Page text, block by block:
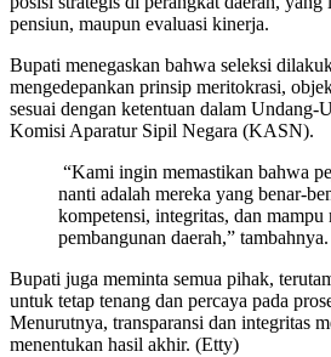
pensiun, maupun evaluasi kinerja.
Bupati menegaskan bahwa seleksi
mengedepankan prinsip meritokrasi,
sesuai dengan ketentuan dalam Undang-
Komisi Aparatur Sipil Negara (KASN).
“Kami ingin memastikan bahwa
nanti adalah mereka yang benar-
kompetensi, integritas, dan mampu
pembangunan daerah,” tambahnya.
Bupati juga meminta semua pihak,
untuk tetap tenang dan percaya pada
Menurutnya, transparansi dan integritas
menentukan hasil akhir. (Etty)